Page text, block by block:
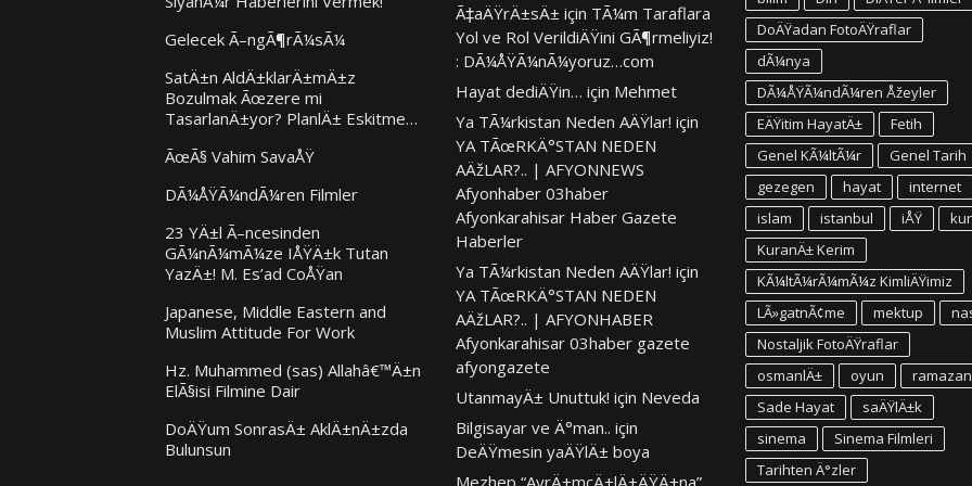
Gelecek Ã–ngÃ¶rÃ¼sÃ¼
SatÄ±n AldÄ±klarÄ±mÄ±z
Bozulmak Ãœzere mi
TasarlanÄ±yor? PlanlÄ± Eskitme…
ÃœÃ§ Vahim SavaÅŸ
DÃ¼ÅŸÃ¼ndÃ¼ren Filmler
23 YÄ±l Ã–ncesinden
GÃ¼nÃ¼mÃ¼ze IÅŸÄ±k Tutan
YazÄ±! M. Es’ad CoÅŸan
Japanese, Middle Eastern and
Muslim Attitude For Work
Hz. Muhammed (sas) Allahâ€™Ä±n
ElÃ§isi Filmine Dair
DoÄŸum SonrasÄ± AklÄ±nÄ±zda
Bulunsun
Ã‡aÄŸrÄ±sÄ± için TÃ¼m Taraflara
Yol ve Rol VerildiÄŸini GÃ¶rmeliyiz!
: DÃ¼ÅŸÃ¼nÃ¼yoruz…com
Hayat dediÄŸin… için Mehmet
Ya TÃ¼rkistan Neden AÄŸlar! için
YA TÃœRKÄ°STAN NEDEN
AÄžLAR?.. | AFYONNEWS
Afyonhaber 03haber
Afyonkarahisar Haber Gazete
Haberler
Ya TÃ¼rkistan Neden AÄŸlar! için
YA TÃœRKÄ°STAN NEDEN
AÄžLAR?.. | AFYONHABER
Afyonkarahisar 03haber gazete
afyongazete
UtanmayÄ± Unuttuk! için Neveda
Bilgisayar ve Ä°man.. için
DeÄŸmesin yaÄŸlÄ± boya
Mezhep “AyrÄ±mcÄ±lÄ±ÄŸÄ±na”
DoÄŸadan FotoÄŸraflar
dÃ¼nya
DÃ¼ÅŸÃ¼ndÃ¼ren Åžeyler
EÄŸitim HayatÄ±
Fetih
Genel KÃ¼ltÃ¼r
Genel Tarih
gezegen
hayat
internet
islam
istanbul iÅŸ
KuranÄ± Kerim
KÃ¼ltÃ¼rÃ¼mÃ¼z KimliÄŸimiz
LÃ»gatnÃ¢me
mektup
Nostaljik FotoÄŸraflar
osmanlÄ±
oyun
ramazan
Sade Hayat
saÄŸlÄ±k
sinema
Sinema Filmleri
Tarihten Ä°zler